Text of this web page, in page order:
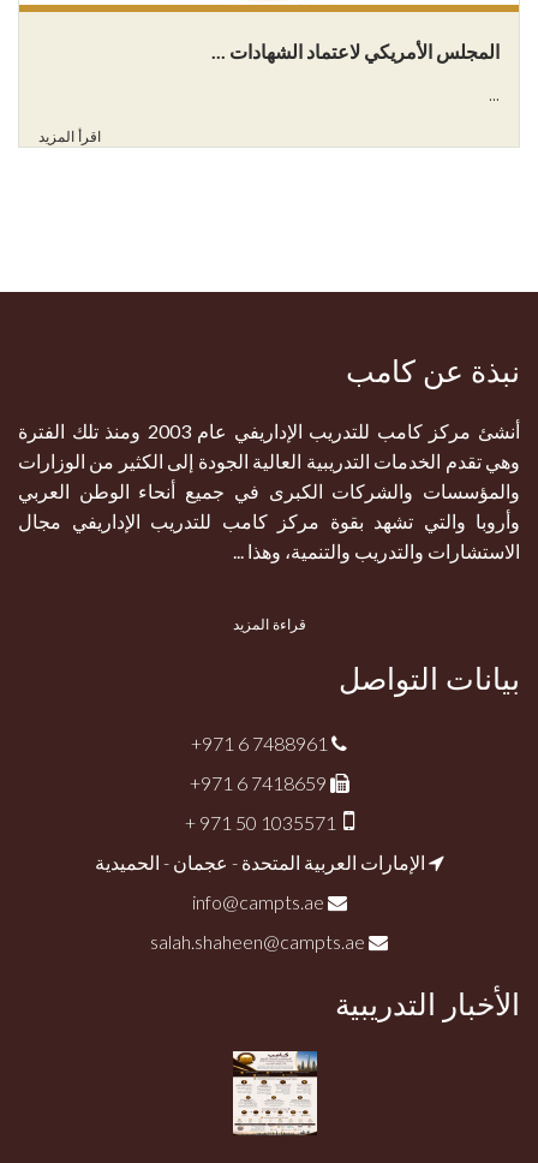
المجلس الأمريكي لاعتماد الشهادات ...
...
اقرأ المزيد
نبذة عن كامب
أنشئ مركز كامب للتدريب الإداريفي عام 2003 ومنذ تلك الفترة
وهي تقدم الخدمات التدريبية العالية الجودة إلى الكثير من الوزارات
والمؤسسات والشركات الكبرى في جميع أنحاء الوطن العربي
وأروبا والتي تشهد بقوة مركز كامب للتدريب الإداريفي مجال
الاستشارات والتدريب والتنمية، وهذا ...
قراءة المزيد
بيانات التواصل
+971 6 7488961
+971 6 7418659
+ 971 50 1035571
الإمارات العربية المتحدة - عجمان - الحميدية
الأخبار التدريبية